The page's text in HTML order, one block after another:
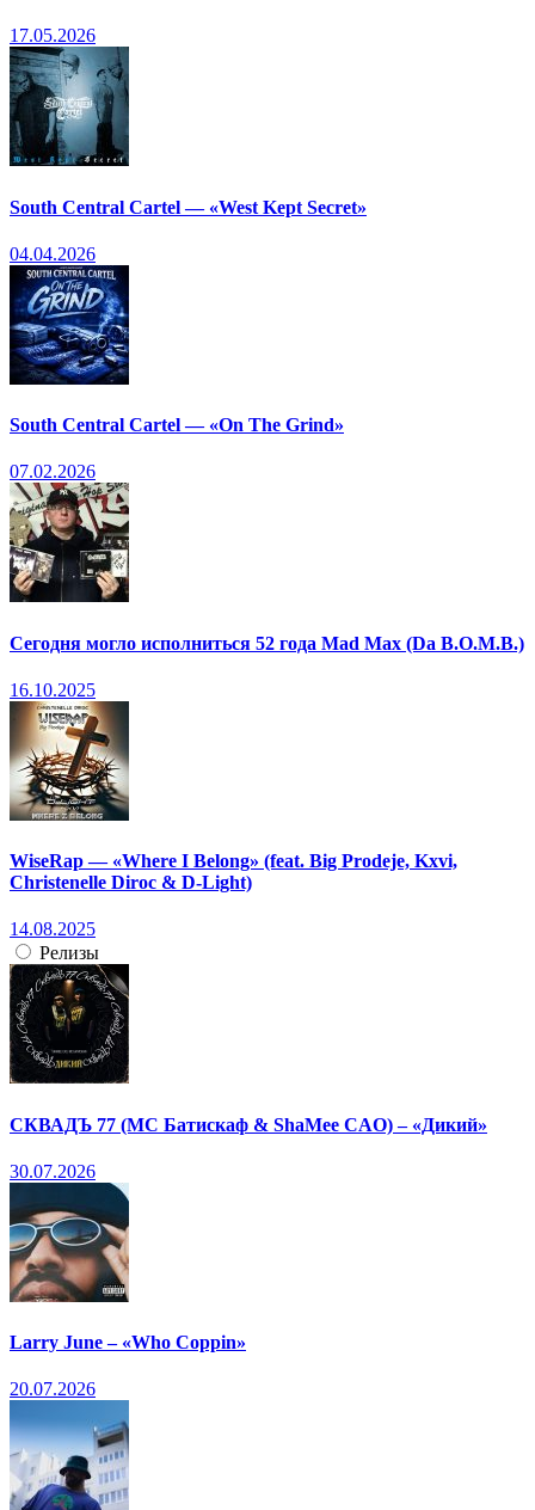
17.05.2026
South Central Cartel — «West Kept Secret»
04.04.2026
South Central Cartel — «On The Grind»
07.02.2026
Сегодня могло исполниться 52 года Mad Max (Da B.O.M.B.)
16.10.2025
WiseRap — «Where I Belong» (feat. Big Prodeje, Kxvi,
Christenelle Diroc & D-Light)
14.08.2025
Релизы
СКВАДЪ 77 (МС Батискаф & ShaMee CAO) – «Дикий»
30.07.2026
Larry June – «Who Coppin»
20.07.2026